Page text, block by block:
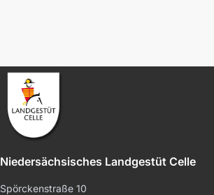
Niedersächsisches Landgestüt Celle
Spörckenstraße 10